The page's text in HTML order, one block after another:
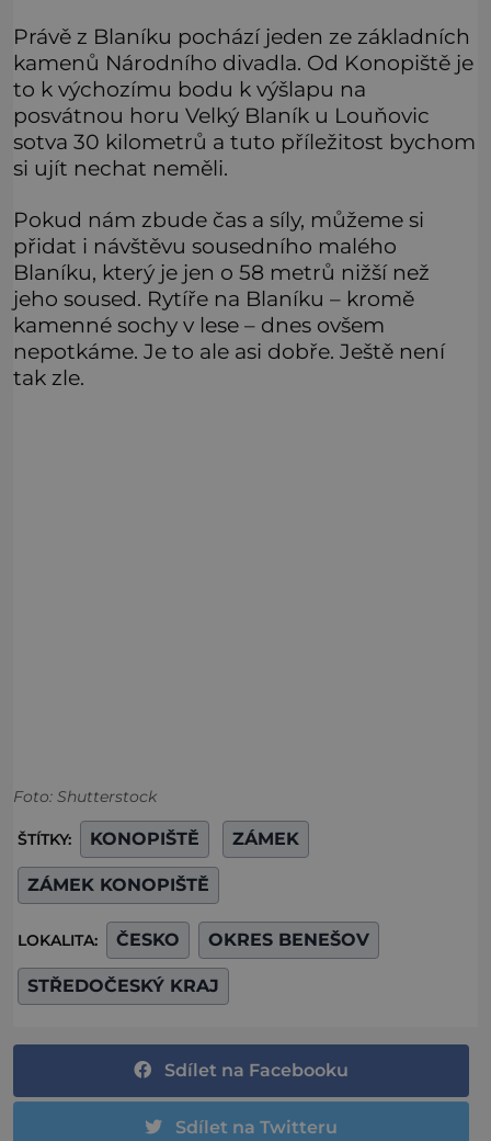
Právě z Blaníku pochází jeden ze základních
kamenů Národního divadla. Od Konopiště je
to k výchozímu bodu k výšlapu na
posvátnou horu Velký Blaník u Louňovic
sotva 30 kilometrů a tuto příležitost bychom
si ujít nechat neměli.
Pokud nám zbude čas a síly, můžeme si
přidat i návštěvu sousedního malého
Blaníku, který je jen o 58 metrů nižší než
jeho soused. Rytíře na Blaníku – kromě
kamenné sochy v lese – dnes ovšem
nepotkáme. Je to ale asi dobře. Ještě není
tak zle.
Foto: Shutterstock
ŠTÍTKY: KONOPIŠTĚ ZÁMEK
ZÁMEK KONOPIŠTĚ
LOKALITA: ČESKO OKRES BENEŠOV
STŘEDOČESKÝ KRAJ
Sdílet na Facebooku
Sdílet na Twitteru